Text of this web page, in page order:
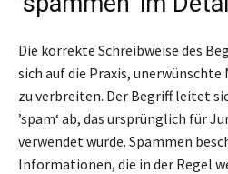
Die korrekte Schreibweise des
sich auf die Praxis,
zu verbreiten. Der Begriff leitet
’spam‘ ab, das ursprünglich für
verwendet wurde. Spammen
Informationen, die in der Regel